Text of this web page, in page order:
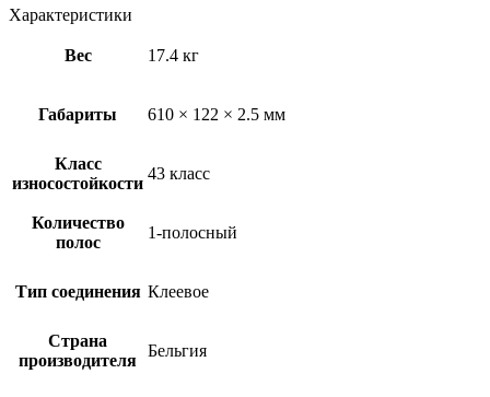
Характеристики
Вес 17.4 кг
Габариты 610 × 122 × 2.5 мм
Класс
износостойкости
43 класс
Количество
полос
1-полосный
Тип соединения Клеевое
Страна
производителя
Бельгия